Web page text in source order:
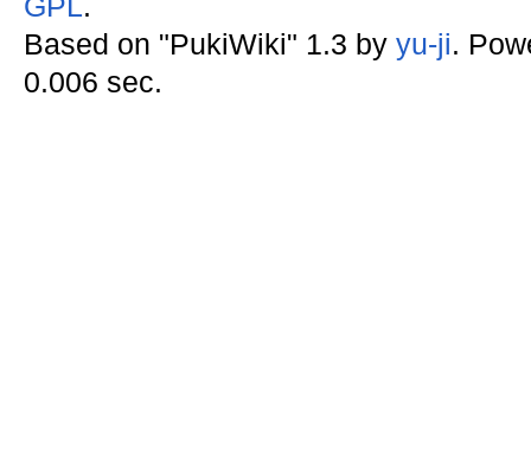
Based on "PukiWiki" 1.3 by yu-ji.
0.006 sec.